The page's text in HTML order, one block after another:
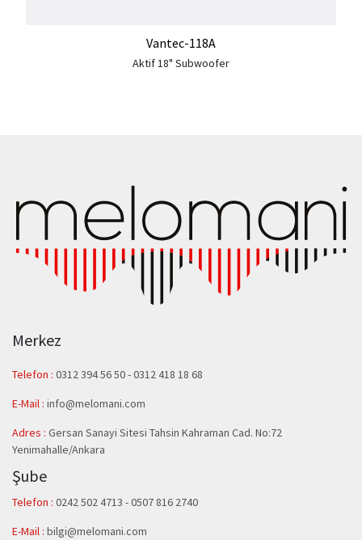
Vantec-118A
Aktif 18" Subwoofer
Merkez
Telefon : 0312 394 56 50-0312 418 18 68
E-Mail : info@melomani.com
Adres : Gersan Sanayi Sitesi Tahsin Kahraman Cad. No:72
Yenimahalle/Ankara
Şube
Telefon : 0242 502 4713 - 0507 816 2740
E-Mail : bilgi@melomani.com